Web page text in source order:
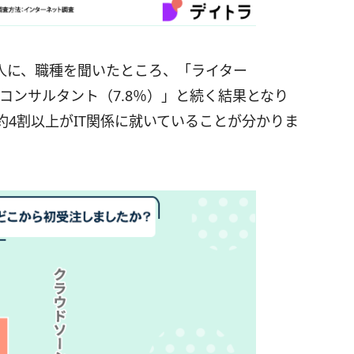
、職種を聞いたところ、「ライター
ンサルタント（7.8％）」と続く結果となり
割以上がIT関係に就いていることが分かりま